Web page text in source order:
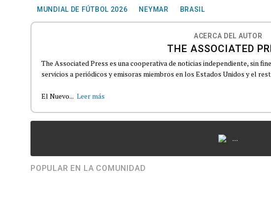
MUNDIAL DE FÚTBOL 2026 NEYMAR BRASIL
ACERCA DEL AUTOR
THE ASSOCIATED
The Associated Press es una cooperativa de noticias independiente, sin
servicios a periódicos y emisoras miembros en los Estados Unidos y el
El Nuevo... Leer más
...
POPULAR EN LA COMUNIDAD